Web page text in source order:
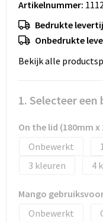
ICT
Landbouw
Reizen & recreatie
Scholen &
Sport
Huis, Tuin en Dier
Kantoor en
Geboorte, kinderen
Landbouw
Paraplu's en
Schrijfwaren
Bodywarmers en
Broeken, rokken en
Dekens,
Fluo - Veiligheid
Gebreide truien /
Kinderen
Eco gifts
Business gift SETS
Reizen & Recreatie
Sport
Scholen & Vereniging
Wellness en zorg
Zorg & Welzijn
Artikelnummer:
Bedrukte
Onbedrukte
Bekijk alle
1. Selecteer
On the lid (180mm x
Onbewerkt
3
4
Mango
Onbewerkt